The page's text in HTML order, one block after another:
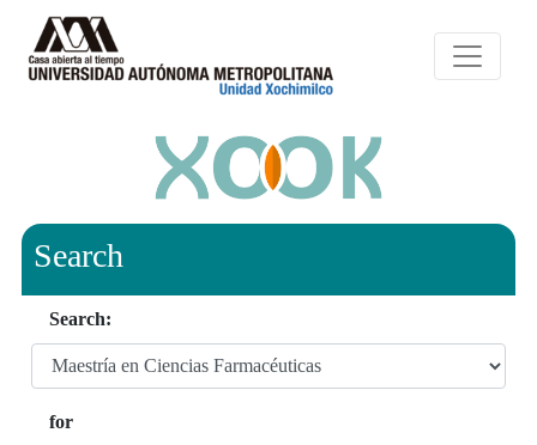
Search
Search:
for